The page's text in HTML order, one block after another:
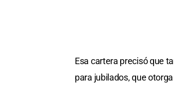
Esa cartera precisó que
para jubilados, que